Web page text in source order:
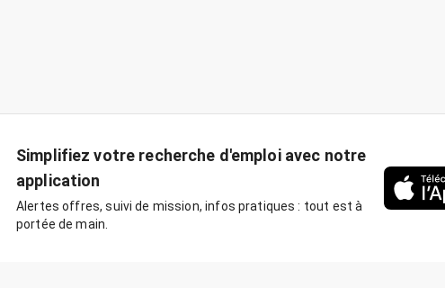
Simplifiez votre recherche d'emploi avec notre
application
Alertes offres, suivi de mission, infos pratiques : tout est à
portée de main.